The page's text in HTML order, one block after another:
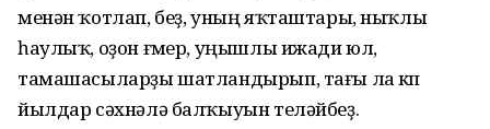
менән ҡотлап, беҙ, уның яҡташтары, ныҡлы
һаулыҡ, оҙон ғүмер, уңышлы ижади юл,
тамашасыларҙы шатландырып, тағы ла күп
йылдар сәхнәлә балҡыуын теләйбеҙ.